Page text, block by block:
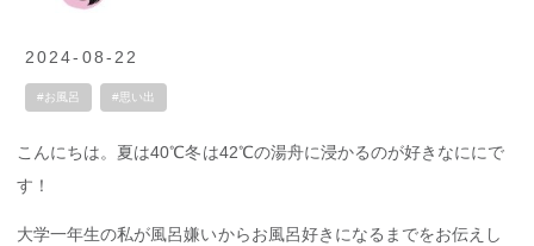
2024-08-22
#お風呂 #思い出
こんにちは。夏は40℃冬は42℃の湯舟に浸かるのが好きなににで
す！
大学一年生の私が風呂嫌いからお風呂好きになるまでをお伝えし